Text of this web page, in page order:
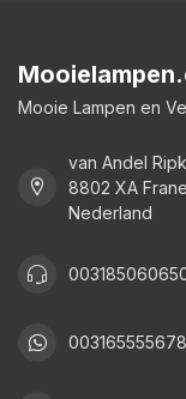
Mooie Lampen en
van Andel
8802 XA
Nederland